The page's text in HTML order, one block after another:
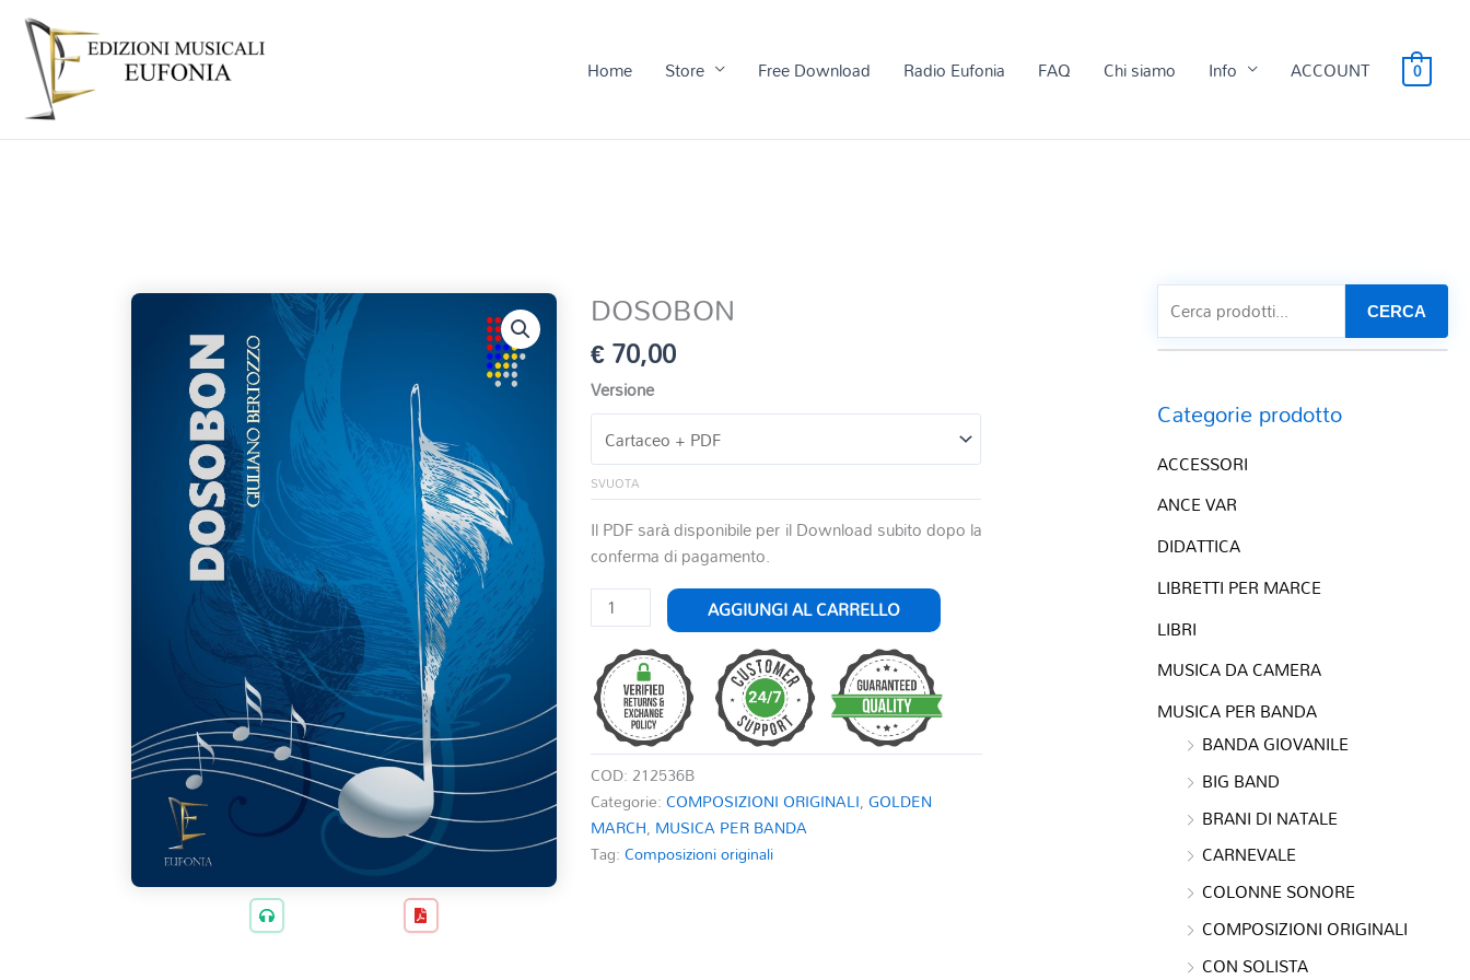
Home Store Free Download Radio Eufonia FAQ Chi siamo Info ACCOUNT 0
DOSOBON
€70,00
Versione
SVUOTA
Il PDF sarà disponibile per il Download subito dopo la
conferma di pagamento.
DOSOBON
quantità
AGGIUNGI AL CARRELLO
COD: 212536B
Categorie:COMPOSIZIONI ORIGINALI,GOLDEN
MARCH, MUSICA PER BANDA
Tag:Composizioni originali
CERCA
Categorie prodotto
ACCESSORI
ANCE VAR
DIDATTICA
LIBRETTI PER MARCE
LIBRI
MUSICA DA CAMERA
MUSICA PER BANDA
BANDA GIOVANILE
BIG BAND
BRANI DI NATALE
CARNEVALE
COLONNE SONORE
COMPOSIZIONI ORIGINALI
CON SOLISTA